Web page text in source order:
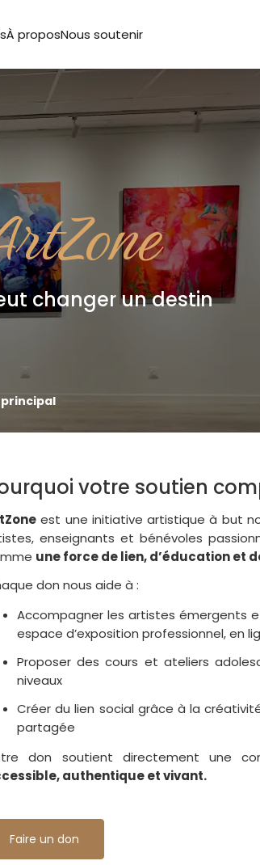
À proposNous soutenir
changer un destin
votre soutien
est une initiative artistique à but
enseignants et bénévoles
une force de lien, d’éducation et
don nous aide à :
Accompagner les artistes émergents
espace d’exposition professionnel, en
Proposer des cours et ateliers
niveaux
Créer du lien social grâce à la
partagée
don soutient directement une
authentique et vivant.
Faire un don